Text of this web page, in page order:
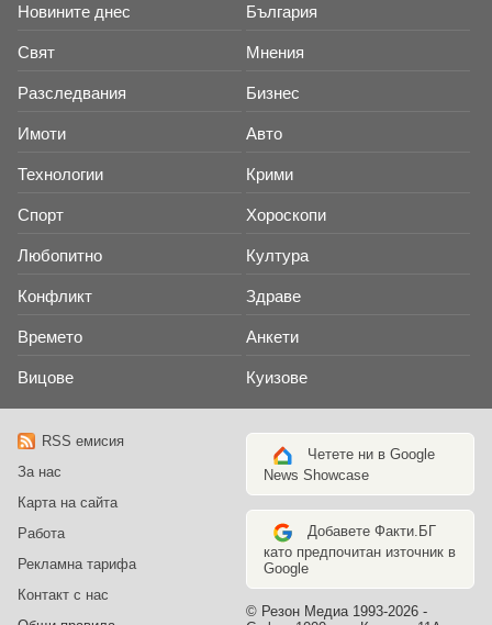
Новините днес България
Свят Мнения
Разследвания Бизнес
Имоти Авто
Технологии Крими
Спорт Хороскопи
Любопитно Култура
Конфликт Здраве
Времето Анкети
Вицове Куизове
RSS емисия
За нас
Карта на сайта
Работа
Рекламна тарифа
Контакт с нас
Четете ни в Google
News Showcase
Добавете Факти.БГ
като предпочитан източник в
Google
© Резон Медиа 1993-2026 -